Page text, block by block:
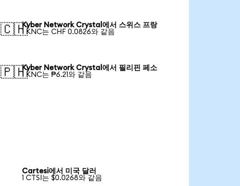
🇨🇭Kyber Network Crystal에서 스위스 프랑
1 KNC는 CHF 0.0826와 같음
🇵🇭Kyber Network Crystal에서 필리핀 페소
1 KNC는 ₱6.21와 같음
Cartesi에서 미국 달러
1 CTSI는 $0.0268와 같음